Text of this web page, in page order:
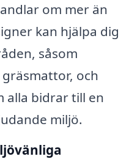
om mer än
kan hjälpa dig
såsom
och
alla bidrar till en
miljö.